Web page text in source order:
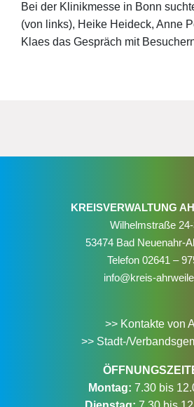
Bei der Klinikmesse in Bonn
(von links), Heike Heideck, Anne
Klaes das Gespräch mit
KREISVERWALTUNG
Wilhelmstraße
53474 Bad Neuenahr-
Telefon 02641 –
info@kreis-
>> Kontakte von
>> Stadt-/
Montag: 7.30 bis